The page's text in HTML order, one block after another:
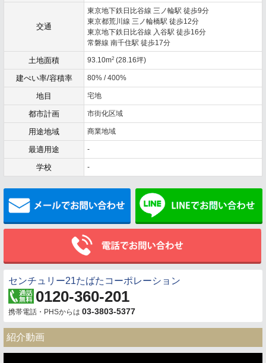
交通
東京地下鉄日比谷線 三ノ輪駅 徒歩9分
東京都荒川線 三ノ輪橋駅 徒歩12分
東京地下鉄日比谷線 入谷駅 徒歩16分
常磐線 南千住駅 徒歩17分
土地面積 93.10m2 (28.16坪)
建ぺい率/容積率 80% / 400%
地目 宅地
都市計画 市街化区域
用途地域 商業地域
最適用途 -
学校 -
メールでお問い合わせ
センチュリー21たばたコーポレーション
0120-360-201
携帯電話・PHSからは 03-3803-5377
紹介動画